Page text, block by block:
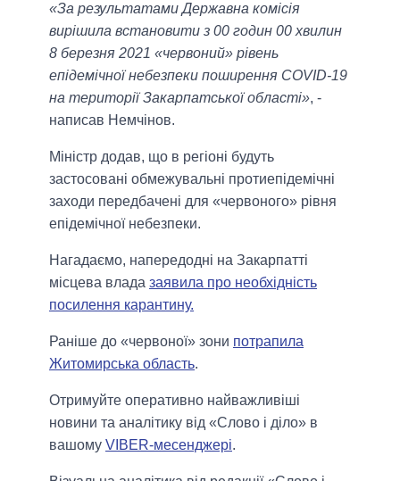
«За результатами Державна комісія
вирішила встановити з 00 годин 00 хвилин
8 березня 2021 «червоний» рівень
епідемічної небезпеки поширення COVID-19
на території Закарпатської області», -
написав Немчінов.
Міністр додав, що в регіоні будуть
застосовані обмежувальні протиепідемічні
заходи передбачені для «червоного» рівня
епідемічної небезпеки.
Нагадаємо, напередодні на Закарпатті
місцева влада заявила про необхідність
посилення карантину.
Раніше до «червоної» зони потрапила
Житомирська область.
Отримуйте оперативно найважливіші
новини та аналітику від «Слово і діло» в
вашому VIBER-месенджері.